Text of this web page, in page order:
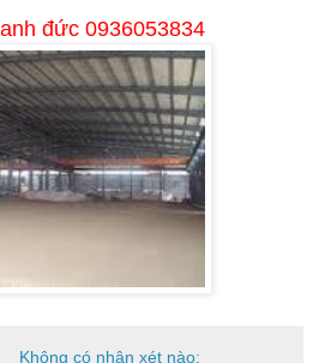
đức 0936053834
Không có nhận xét nào: